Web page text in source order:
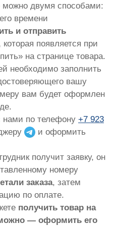
можно двумя способами:
времени
и отправить
которая появляется при
на странице товара.
необходимо заполнить
вашу
вам будет оформлен
нами по телефону +7 923
и оформить
получит заявку, он
номеру
заказа, затем
по оплате.
получить товар на
— оформить его